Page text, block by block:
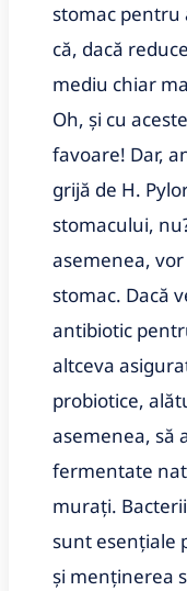
stomac pentru
că, dacă
mediu chiar
Oh, și cu
favoare! Dar,
grijă de H.
stomacului,
asemenea,
stomac. Dacă
antibiotic
altceva
probiotice,
asemenea, să
fermentate
murați.
sunt esențiale
și menținerea